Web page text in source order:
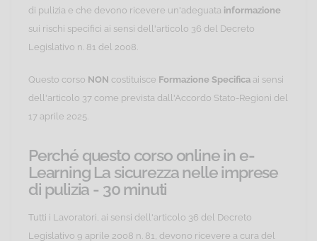
di pulizia e che devono ricevere un'adeguata informazione
sui rischi specifici ai sensi dell'articolo 36 del Decreto
Legislativo n. 81 del 2008.
Questo corso NON costituisce Formazione Specifica ai sensi
dell'articolo 37 come prevista dall'Accordo Stato-Regioni del
17 aprile 2025.
Perché questo corso online in e-
Learning La sicurezza nelle imprese
di pulizia - 30 minuti
Tutti i Lavoratori, ai sensi dell'articolo 36 del Decreto
Legislativo 9 aprile 2008 n. 81, devono ricevere a cura del